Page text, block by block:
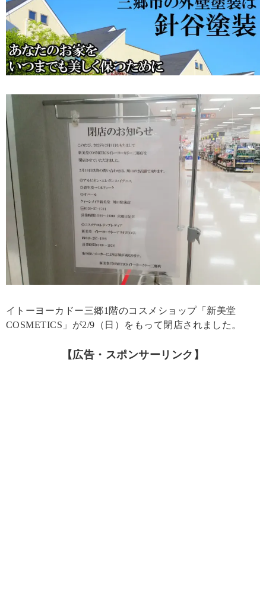
イトーヨーカドー三郷1階のコスメショップ「新美堂
COSMETICS」が2/9（日）をもって閉店されました。
【広告・スポンサーリンク】